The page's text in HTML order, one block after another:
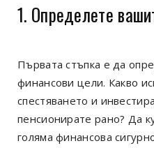
1. Определете
Първата стъпка е да
финансови цели. Какво
спестяването и
пенсионирате рано? Да
голяма финансова